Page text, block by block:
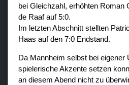
bei Gleichzahl, erhöhten Roman
de Raaf auf 5:0.
Im letzten Abschnitt stellten
Haas auf den 7:0 Endstand.
Da Mannheim selbst bei eigener
spielerische Akzente setzen
an diesem Abend nicht zu